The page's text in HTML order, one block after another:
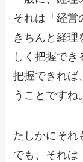
それは「経営
きちんと経理
しく把握でき
把握できれば
うことですね。
たしかにそれ
でも、それは